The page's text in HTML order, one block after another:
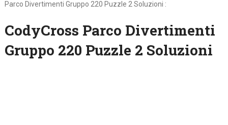
Parco Divertimenti Gruppo 220 Puzzle 2 Soluzioni :
CodyCross Parco Divertimenti
Gruppo 220 Puzzle 2 Soluzioni